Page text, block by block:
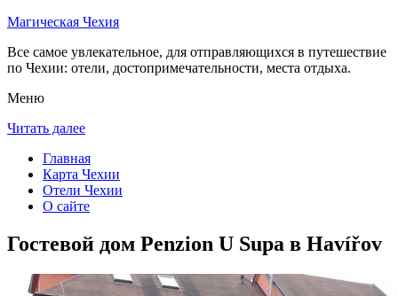
Магическая Чехия
Все самое увлекательное, для отправляющихся в путешествие
по Чехии: отели, достопримечательности, места отдыха.
Меню
Читать далее
Главная
Карта Чехии
Отели Чехии
О сайте
Гостевой дом Penzion U Supa в Havířov